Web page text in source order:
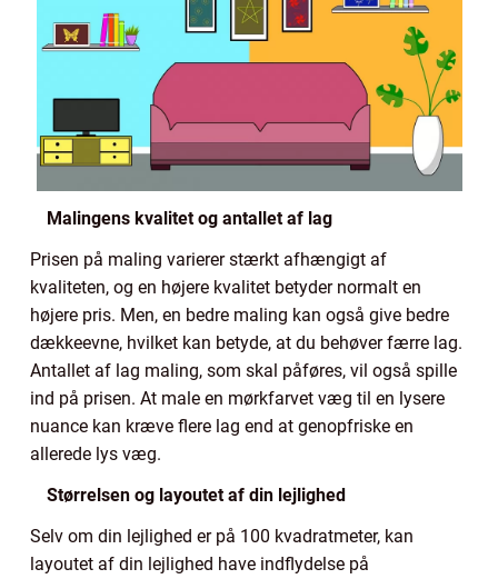
Malingens kvalitet og antallet af lag
Prisen på maling varierer stærkt afhængigt af
kvaliteten, og en højere kvalitet betyder normalt en
højere pris. Men, en bedre maling kan også give bedre
dækkeevne, hvilket kan betyde, at du behøver færre lag.
Antallet af lag maling, som skal påføres, vil også spille
ind på prisen. At male en mørkfarvet væg til en lysere
nuance kan kræve flere lag end at genopfriske en
allerede lys væg.
Størrelsen og layoutet af din lejlighed
Selv om din lejlighed er på 100 kvadratmeter, kan
layoutet af din lejlighed have indflydelse på